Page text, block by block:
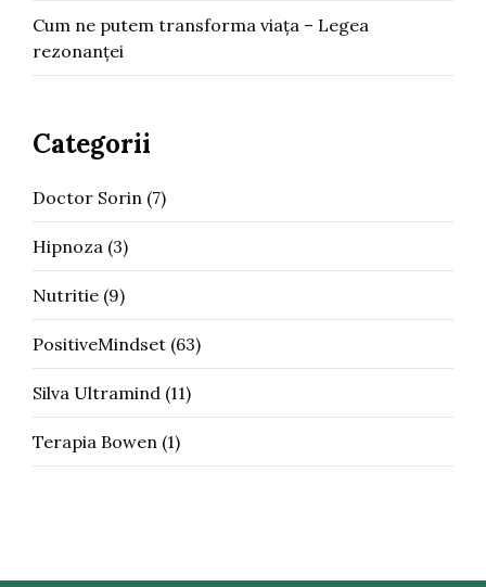
Cum ne putem transforma viața – Legea
rezonanței
Categorii
Doctor Sorin (7)
Hipnoza (3)
Nutritie (9)
PositiveMindset (63)
Silva Ultramind (11)
Terapia Bowen (1)